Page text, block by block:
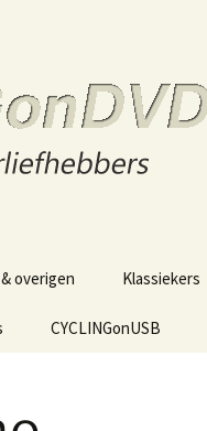
& overigen Klassiekers
CYCLINGonUSB